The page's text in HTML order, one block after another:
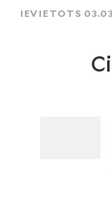
IEVIETOTS